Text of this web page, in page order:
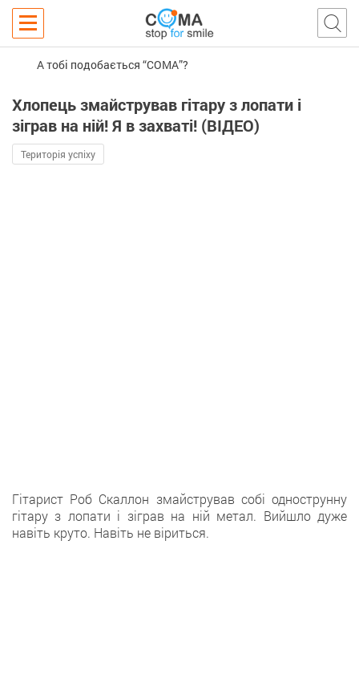
А тобі подобається “COMA”?
Хлопець змайстрував гітару з лопати і
зіграв на ній! Я в захваті! (ВІДЕО)
Територія успіху
Гітарист Роб Скаллон змайстрував собі однострунну
гітару з лопати і зіграв на ній метал. Вийшло дуже
навіть круто. Навіть не віриться.